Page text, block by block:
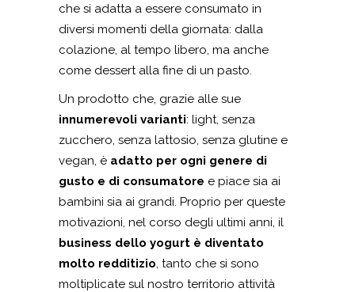
che si adatta a essere consumato in
diversi momenti della giornata: dalla
colazione, al tempo libero, ma anche
come dessert alla fine di un pasto.
Un prodotto che, grazie alle sue
innumerevoli varianti: light, senza
zucchero, senza lattosio, senza glutine e
vegan, è adatto per ogni genere di
gusto e di consumatore e piace sia ai
bambini sia ai grandi. Proprio per queste
motivazioni, nel corso degli ultimi anni, il
business dello yogurt è diventato
molto redditizio, tanto che si sono
moltiplicate sul nostro territorio attività